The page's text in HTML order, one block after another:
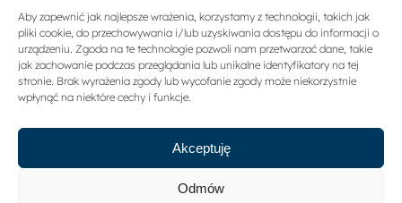
Aby zapewnić jak najlepsze wrażenia, korzystamy z technologii, takich jak
pliki cookie, do przechowywania i/lub uzyskiwania dostępu do informacji o
urządzeniu. Zgoda na te technologie pozwoli nam przetwarzać dane, takie
jak zachowanie podczas przeglądania lub unikalne identyfikatory na tej
stronie. Brak wyrażenia zgody lub wycofanie zgody może niekorzystnie
wpłynąć na niektóre cechy i funkcje.
Akceptuję
Odmów
Miejsce wydania: Kraków
Słowa kluczowe: Kadry w turystyce
Sygnatura:A-1329